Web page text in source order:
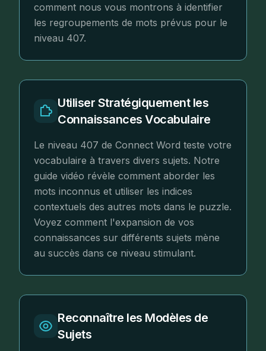
comment nous vous montrons à identifier
les regroupements de mots prévus pour le
niveau 407.
Utiliser Stratégiquement les
Connaissances Vocabulaire
Le niveau 407 de Connect Word teste votre
vocabulaire à travers divers sujets. Notre
guide vidéo révèle comment aborder les
mots inconnus et utiliser les indices
contextuels des autres mots dans le puzzle.
Voyez comment l'expansion de vos
connaissances sur différents sujets mène
au succès dans ce niveau stimulant.
Reconnaître les Modèles de
Sujets